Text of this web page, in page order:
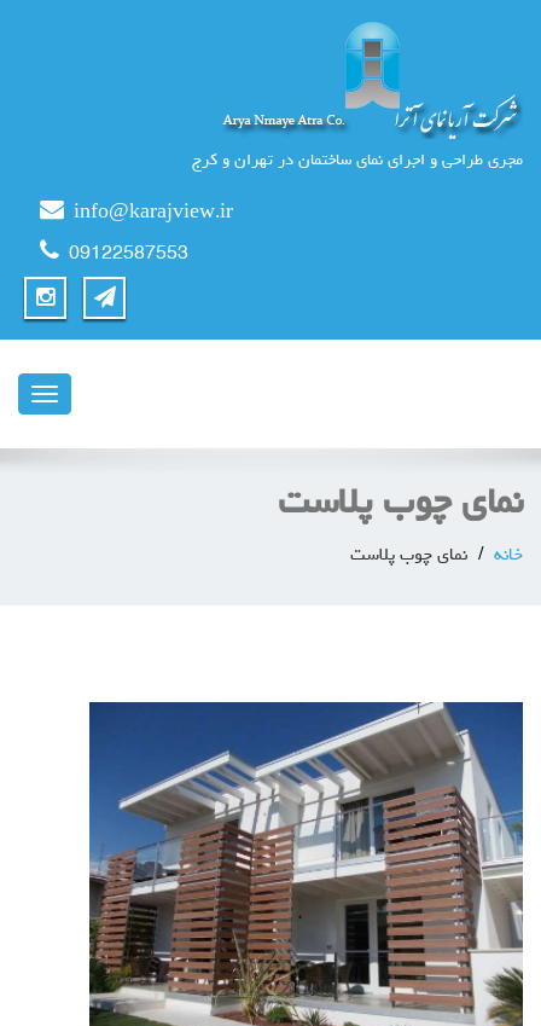
مجری طراحی و اجرای نمای ساختمان در تهران و کرج
info@karajview.ir
09122587553
ناوبری
نمای چوب پلاست
خانه نمای چوب پلاست